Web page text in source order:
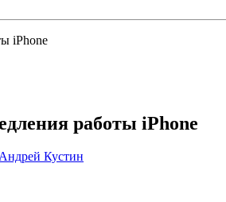
iPhone
работы iPhone
Кустин